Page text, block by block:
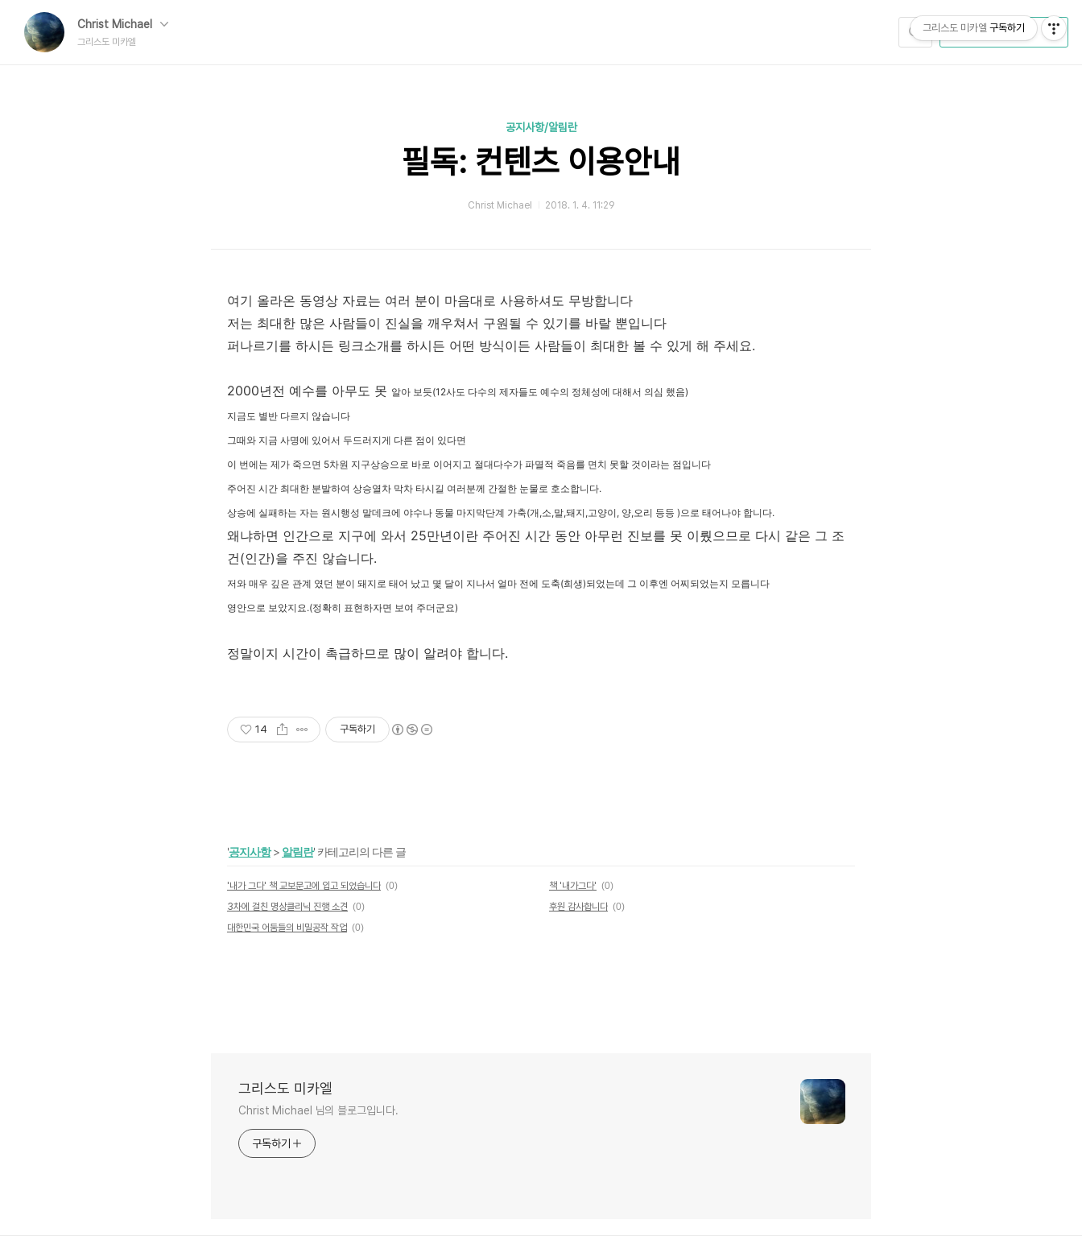
Christ Michael
그리스도 미카엘
CATEGORY
공지사항/알림란
필독: 컨텐츠 이용안내
Christ Michael 2018. 1. 4. 11:29
여기 올라온 동영상 자료는 여러 분이 마음대로 사용하셔도 무방합니다
저는 최대한 많은 사람들이 진실을 깨우쳐서 구원될 수 있기를 바랄 뿐입니다
퍼나르기를 하시든 링크소개를 하시든 어떤 방식이든 사람들이 최대한 볼 수 있게 해 주세요.
2000년전 예수를 아무도 못 알아 보듯(12사도 다수의 제자들도 예수의 정체성에 대해서 의심 했음)
지금도 별반 다르지 않습니다
그때와 지금 사명에 있어서 두드러지게 다른 점이 있다면
이 번에는 제가 죽으면 5차원 지구상승으로 바로 이어지고 절대다수가 파멸적 죽음를 면치 못할 것이라는 점입니다
주어진 시간 최대한 분발하여 상승열차 막차 타시길 여러분께 간절한 눈물로 호소합니다.
상승에 실패하는 자는 원시행성 말데크에 야수나 동물 마지막단계 가축(개,소,말,돼지,고양이, 양,오리 등등 )으로 태어나야 합니다.
왜냐하면 인간으로 지구에 와서 25만년이란 주어진 시간 동안 아무런 진보를 못 이뤘으므로 다시 같은 그 조
건(인간)을 주진 않습니다.
저와 매우 깊은 관계 였던 분이 돼지로 태어 났고 몇 달이 지나서 얼마 전에 도축(희생)되었는데 그 이후엔 어찌되었는지 모릅니다
영안으로 보았지요.(정확히 표현하자면 보여 주더군요)
정말이지 시간이 촉급하므로 많이 알려야 합니다.
14 구독하기
'공지사항> 알림란' 카테고리의 다른 글
'내가 그다' 책 교보문고에 입고 되었습니다 (0) 책 '내가그다' (0)
3차에 걸친 명상클리닉 진행 소견 (0) 후원 감사합니다 (0)
대한민국 어둠들의 비밀공작 작업 (0)
그리스도 미카엘
Christ Michael 님의 블로그입니다.
구독하기
그리스도 미카엘 구독하기